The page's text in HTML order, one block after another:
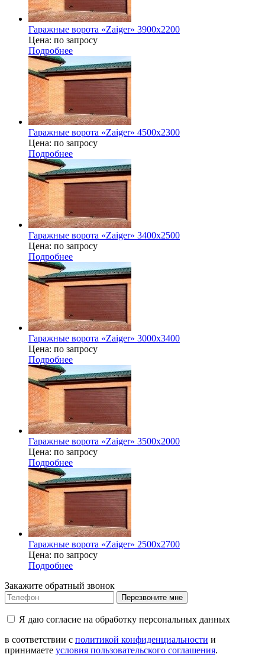
Гаражные ворота «Zaiger» 3900х2200
Цена: по запросу
Подробнее
Гаражные ворота «Zaiger» 4500х2300
Цена: по запросу
Подробнее
Гаражные ворота «Zaiger» 3400х2500
Цена: по запросу
Подробнее
Гаражные ворота «Zaiger» 3000х3400
Цена: по запросу
Подробнее
Гаражные ворота «Zaiger» 3500х2000
Цена: по запросу
Подробнее
Гаражные ворота «Zaiger» 2500x2700
Цена: по запросу
Подробнее
Закажите обратный звонок
Перезвоните мне
Я даю согласие на обработку персональных данных
в соответствии с политикой конфиденциальности и
принимаете условия пользовательского соглашения.